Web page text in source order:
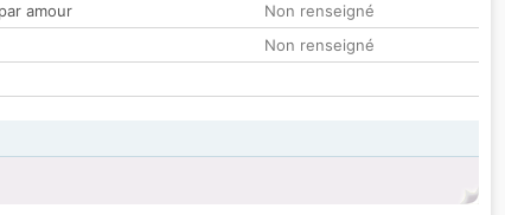
amour
Non renseigné
Non renseigné